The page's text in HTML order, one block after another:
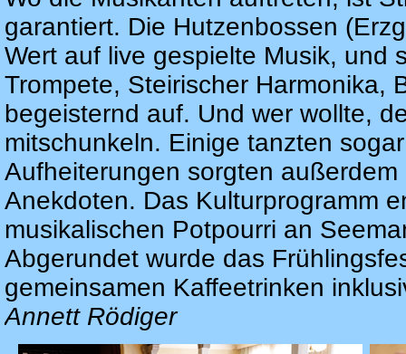
garantiert. Die Hutzenbossen
Wert auf live gespielte Musik, und
Trompete, Steirischer Harmonika,
begeisternd auf. Und wer wollte,
mitschunkeln. Einige tanzten
Aufheiterungen sorgten
Anekdoten. Das Kulturprogramm
musikalischen Potpourri an
Abgerundet wurde das
gemeinsamen Kaffeetrinken
Annett Rödiger